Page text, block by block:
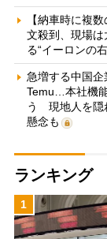
【納車時に複
文殺到、現場
る“イーロンの
急増する中国企
Temu…本社機
う 現地人を隠
懸念も
ランキング
1